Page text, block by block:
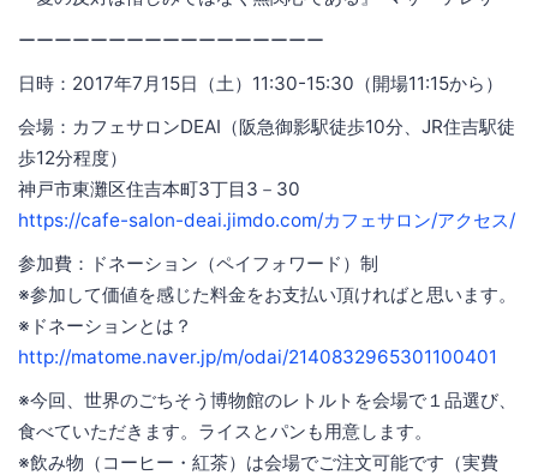
ーーーーーーーーーーーーーーーーー
日時：2017年7月15日（土）11:30-15:30（開場11:15から）
会場：カフェサロンDEAI（阪急御影駅徒歩10分、JR住吉駅徒
歩12分程度）
神戸市東灘区住吉本町3丁目3－30
https://cafe-salon-deai.jimdo.com/カフェサロン/アクセス/
参加費：ドネーション（ペイフォワード）制
※参加して価値を感じた料金をお支払い頂ければと思います。
※ドネーションとは？
http://matome.naver.jp/m/odai/2140832965301100401
※今回、世界のごちそう博物館のレトルトを会場で１品選び、
食べていただきます。ライスとパンも用意します。
※飲み物（コーヒー・紅茶）は会場でご注文可能です（実費